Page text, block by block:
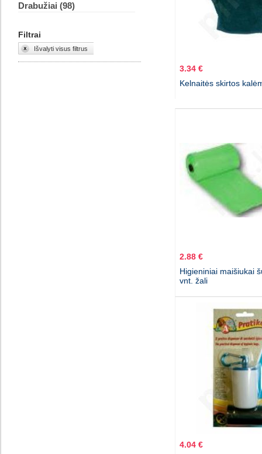
Drabužiai (98)
Filtrai
Išvalyti visus filtrus
3.34 €
Kelnaitės skirtos
2.88 €
Higieniniai maišiukai
vnt. žali
4.04 €